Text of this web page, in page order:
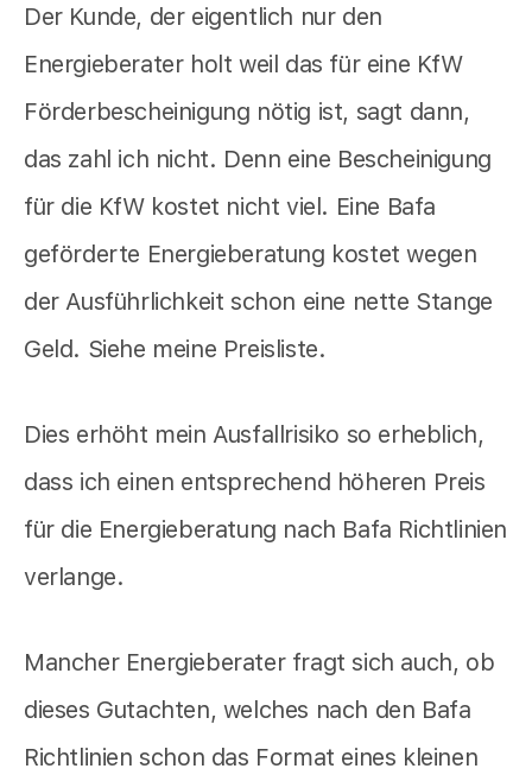
Der Kunde, der eigentlich nur den
Energieberater holt weil das für eine KfW
Förderbescheinigung nötig ist, sagt dann,
das zahl ich nicht. Denn eine Bescheinigung
für die KfW kostet nicht viel. Eine Bafa
geförderte Energieberatung kostet wegen
der Ausführlichkeit schon eine nette Stange
Geld. Siehe meine Preisliste.
Dies erhöht mein Ausfallrisiko so erheblich,
dass ich einen entsprechend höheren Preis
für die Energieberatung nach Bafa Richtlinien
verlange.
Mancher Energieberater fragt sich auch, ob
dieses Gutachten, welches nach den Bafa
Richtlinien schon das Format eines kleinen